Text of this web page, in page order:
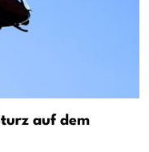
auf dem